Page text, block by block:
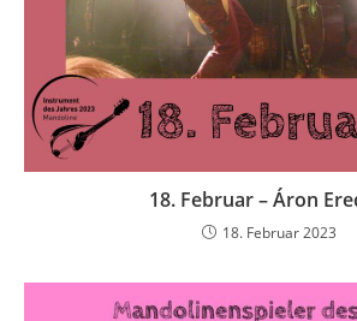
18. Februar – Áron
18. Februar 2023